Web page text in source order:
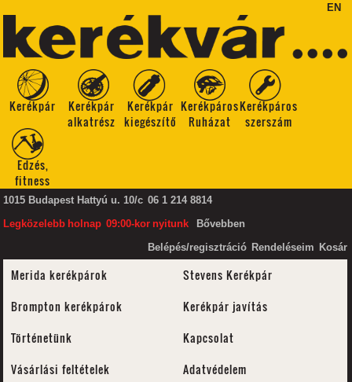
EN
Kerékpár
Kerékpár
alkatrész
Kerékpár
kiegészítő
Kerékpáros
Ruházat
Kerékpáros
szerszám
Edzés,
fitness
1015 Budapest Hattyú u. 10/c 06 1 214 8814
Legközelebb holnap 09:00-kor nyitunk
Bővebben
Belépés/regisztráció Rendeléseim Kosár
Merida kerékpárok
Stevens Kerékpár
Brompton kerékpárok
Kerékpár javítás
Történetünk
Kapcsolat
Vásárlási feltételek
Adatvédelem